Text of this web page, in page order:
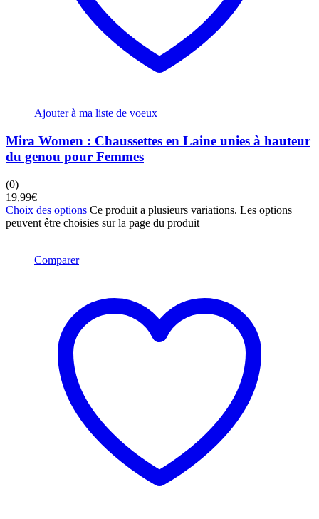
Ajouter à ma liste de voeux
Mira Women : Chaussettes en Laine unies à hauteur
du genou pour Femmes
(0)
19,99€
Choix des options Ce produit a plusieurs variations. Les options
peuvent être choisies sur la page du produit
Comparer